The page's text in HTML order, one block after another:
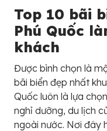
Top 10 bãi
Phú Quốc
khách
Được bình chọn là
bãi biển đẹp nhất
Quốc luôn là lựa
nghỉ dưỡng, du lịch
ngoài nước. Nơi đây